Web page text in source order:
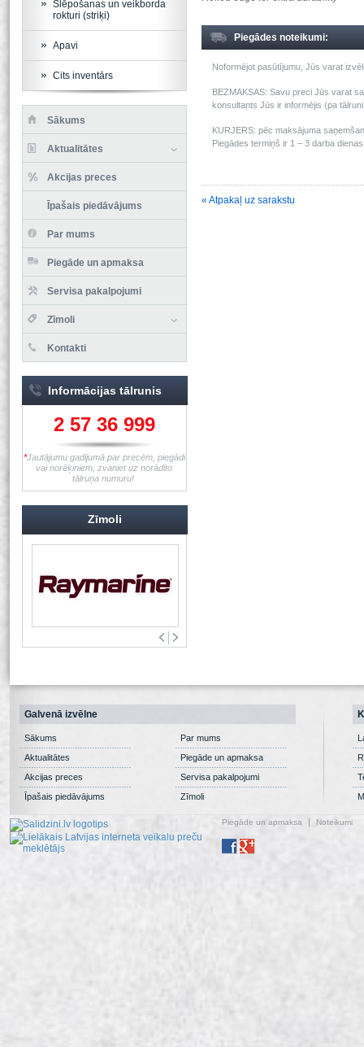
Piegādes noteikumi:
Noformējot pasūtījumu, Jūs varat
BEZMAKSAS: Savu preci Jūs varat
konsultants Jūs ir informējis (pa
KURJERS: pēc maksājuma
Piegādes termiņš ir 1 – 3 darba
« Atpakaļ uz sarakstu
Slēpošanas un veikborda
rokturi (striķi)
Apavi
Cits inventārs
Sākums
Aktualitātes
Akcijas preces
Īpašais piedāvājums
Par mums
Piegāde un apmaksa
Servisa pakalpojumi
Zīmoli
Kontakti
Informācijas tālrunis
2 57 36 999
*Jautājumu gadījumā par precēm, piegādi
vai norēķiniem, zvaniet uz norādīto
tālruņa numuru!
Zīmoli
Galvenā izvēlne
Sākums
Aktualitātes
Akcijas preces
Īpašais piedāvājums
Par mums
Piegāde un apmaksa
Servisa pakalpojumi
Zīmoli
Piegāde un apmaksa Noteikumi